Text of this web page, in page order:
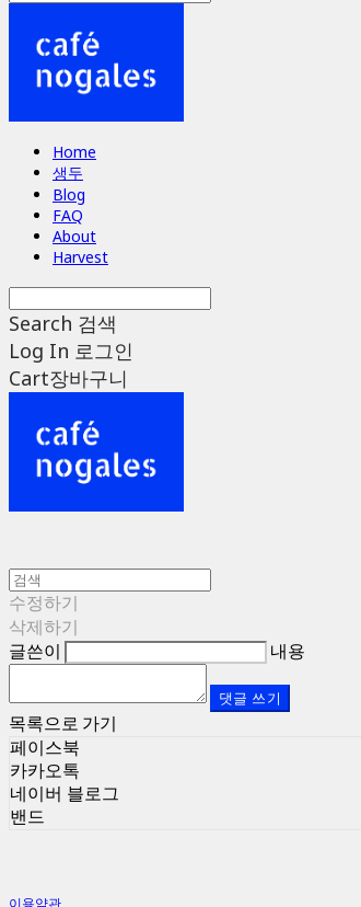
Home
생두
Blog
FAQ
About
Harvest
Search 검색
Log In 로그인
Cart장바구니
수정하기
삭제하기
글쓴이
내용
댓글 쓰기
목록으로 가기
페이스북
카카오톡
네이버 블로그
밴드
이용약관